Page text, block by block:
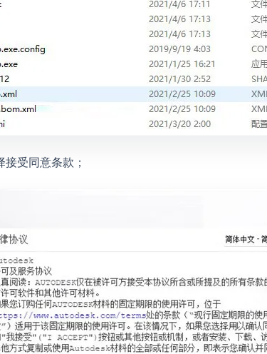
受同意条款；